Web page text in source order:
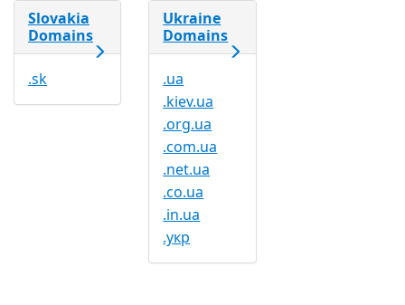
Slovakia
Domains
.sk
Ukraine
Domains
.ua
.kiev.ua
.org.ua
.com.ua
.net.ua
.co.ua
.in.ua
.укр